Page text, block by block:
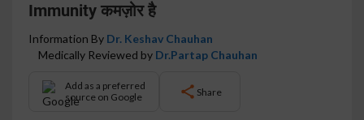
Immunity कमज़ोर है
Information By Dr. Keshav Chauhan
Medically Reviewed by Dr.Partap Chauhan
Add as a preferred
source on Google
Share